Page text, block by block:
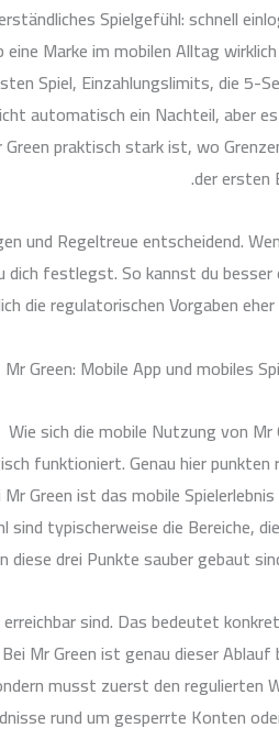
Spielgefühl: schnell
Marke im mobilen Alltag
Spiel, Einzahlungslimits, die 5-
automatisch ein Nachteil, aber
praktisch stark ist, wo
der ersten
und Regeltreue entscheidend.
dich festlegst. So kannst du
die regulatorischen Vorgaben
Wie sich die mobile Nutzung von
funktioniert. Genau hier
Green ist das mobile
typischerweise die Bereiche,
diese drei Punkte sauber gebaut
sind. Das bedeutet
Mr Green ist genau dieser
musst zuerst den regulierten
rund um gesperrte Konten